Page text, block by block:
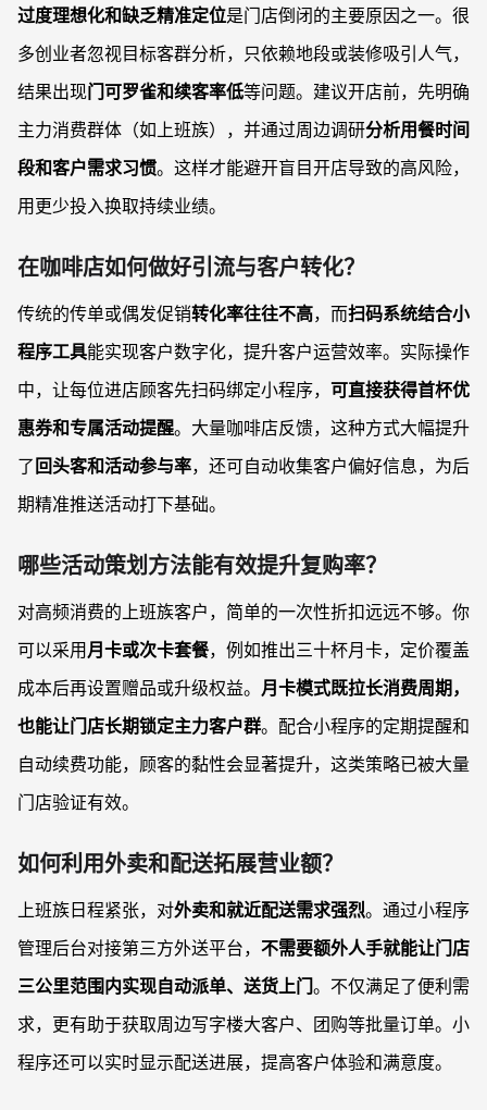
过度理想化和缺乏精准定位是门店倒闭的主要原因之一。很
多创业者忽视目标客群分析，只依赖地段或装修吸引人气，
结果出现门可罗雀和续客率低等问题。建议开店前，先明确
主力消费群体（如上班族），并通过周边调研分析用餐时间
段和客户需求习惯。这样才能避开盲目开店导致的高风险，
用更少投入换取持续业绩。
在咖啡店如何做好引流与客户转化？
传统的传单或偶发促销转化率往往不高，而扫码系统结合小
程序工具能实现客户数字化，提升客户运营效率。实际操作
中，让每位进店顾客先扫码绑定小程序， 可直接获得首杯优
惠券和专属活动提醒。大量咖啡店反馈，这种方式大幅提升
了 回头客和活动参与率，还可自动收集客户偏好信息，为后
期精准推送活动打下基础。
哪些活动策划方法能有效提升复购率？
对高频消费的上班族客户，简单的一次性折扣远远不够。你
可以采用 月卡或次卡套餐，例如推出三十杯月卡，定价覆盖
成本后再设置赠品或升级权益。 月卡模式既拉长消费周期，
也能让门店长期锁定主力客户群。配合小程序的定期提醒和
自动续费功能，顾客的黏性会显著提升，这类策略已被大量
门店验证有效。
如何利用外卖和配送拓展营业额？
上班族日程紧张，对外卖和就近配送需求强烈。通过小程序
管理后台对接第三方外送平台， 不需要额外人手就能让门店
三公里范围内实现自动派单、送货上门。不仅满足了便利需
求，更有助于获取周边写字楼大客户、团购等批量订单。小
程序还可以实时显示配送进展，提高客户体验和满意度。